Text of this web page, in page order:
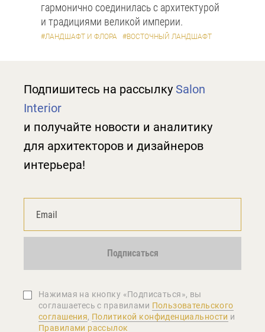
гармонично соединилась с архитектурой
и традициями великой империи.
#ЛАНДШАФТ И ФЛОРА #ВОСТОЧНЫЙ ЛАНДШАФТ
Подпишитесь на рассылку Salon
Interior
и получайте новости и аналитику
для архитекторов и дизайнеров
интерьера!
Подписаться
Нажимая на кнопку «Подписаться», вы
соглашаетеcь с правилами Пользовательского
соглашения, Политикой конфиденциальности и
Правилами рассылок